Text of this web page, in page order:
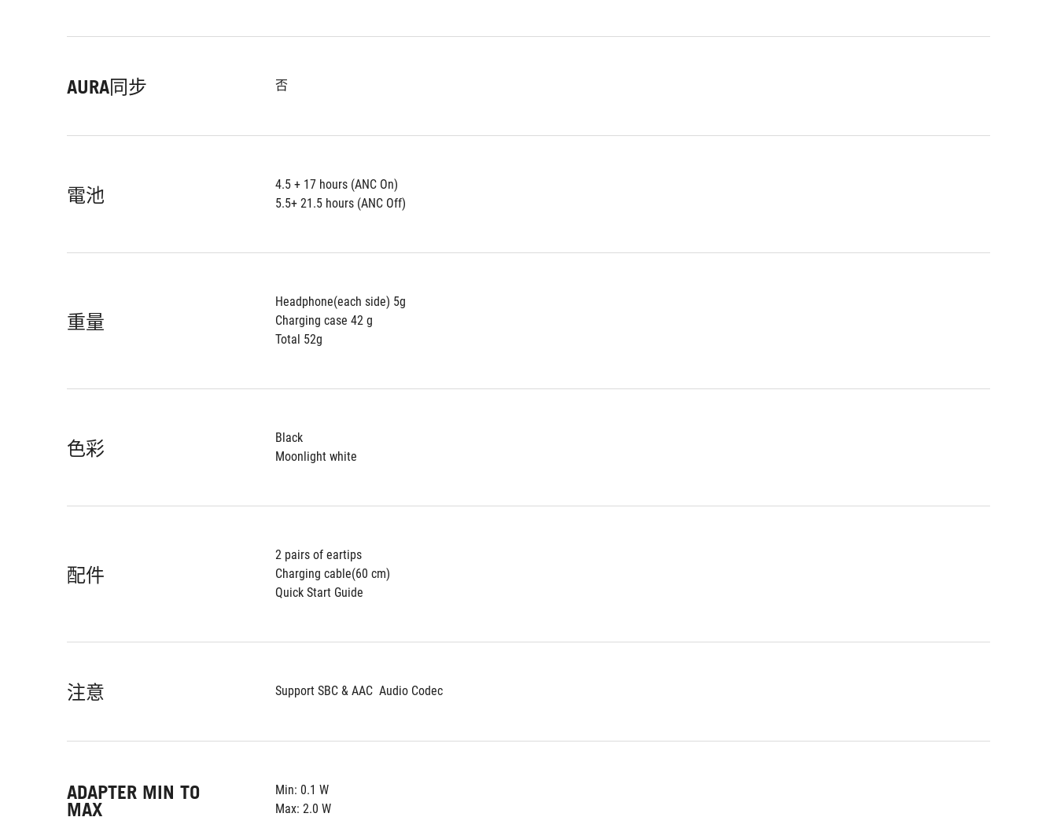
AURA同步 否
電池
4.5 + 17 hours (ANC On)
5.5+ 21.5 hours (ANC Off)
重量
Headphone(each side) 5g
Charging case 42 g
Total 52g
色彩
Black
Moonlight white
配件
2 pairs of eartips
Charging cable(60 cm)
Quick Start Guide
注意 Support SBC & AAC  Audio Codec
ADAPTER MIN TO
MAX
Min: 0.1 W
Max: 2.0 W